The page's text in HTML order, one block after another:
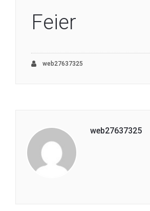
Feier
web27637325
web27637325